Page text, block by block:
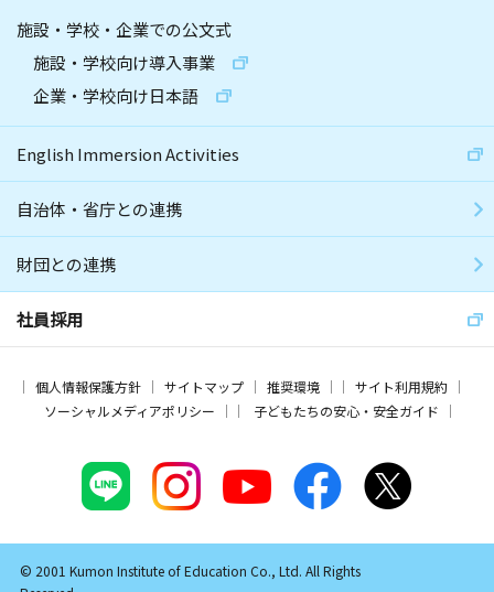
施設・学校・企業での公文式
施設・学校向け導入事業
企業・学校向け日本語
English Immersion Activities
自治体・省庁との連携
財団との連携
社員採用
個人情報保護方針 サイトマップ 推奨環境
サイト利用規約
ソーシャルメディアポリシー
子どもたちの安心・安全ガイド
© 2001 Kumon Institute of Education Co., Ltd. All Rights